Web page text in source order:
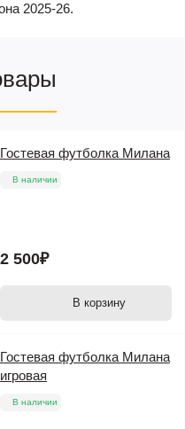
2025-26.
Гостевая футболка Милана
В наличии
2 500₽
В корзину
Гостевая футболка Милана
игровая
В наличии